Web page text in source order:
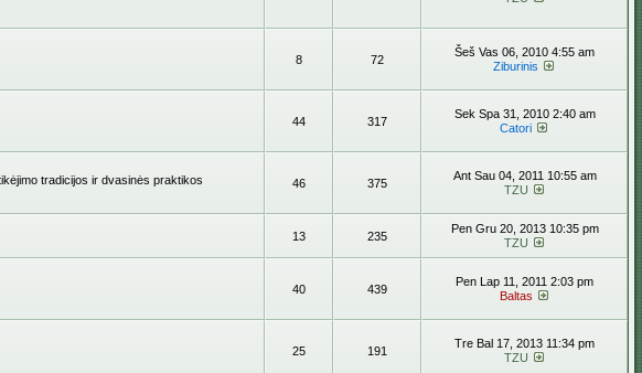
8 72
Šeš Vas 06, 2010 4:55 am
Ziburinis
44 317
Sek Spa 31, 2010 2:40 am
Catori
tradicijos ir dvasinės praktikos
46 375
Ant Sau 04, 2011 10:55 am
TZU
13 235
Pen Gru 20, 2013 10:35 pm
TZU
40 439
Pen Lap 11, 2011 2:03 pm
Baltas
25 191
Tre Bal 17, 2013 11:34 pm
TZU